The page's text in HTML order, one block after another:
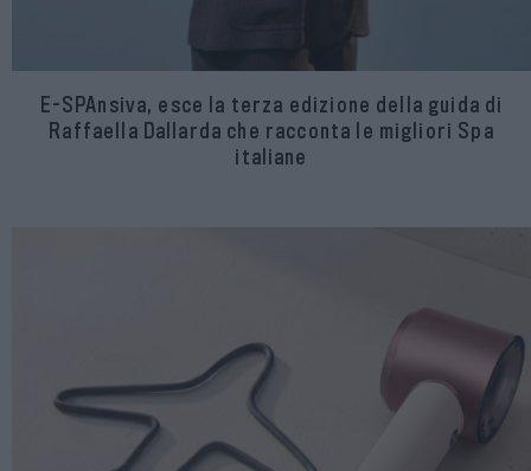
E-SPAnsiva, esce la terza edizione della guida di
Raffaella Dallarda che racconta le migliori Spa
italiane